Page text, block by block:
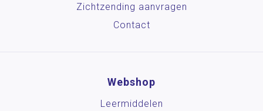
Zichtzending aanvragen
Contact
Webshop
Leermiddelen